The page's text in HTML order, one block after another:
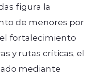
figura la
de menores por
fortalecimiento
y rutas críticas, el
mediante